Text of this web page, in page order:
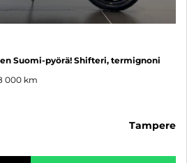
Suomi-pyörä! Shifteri, termignoni
000 km
tampere